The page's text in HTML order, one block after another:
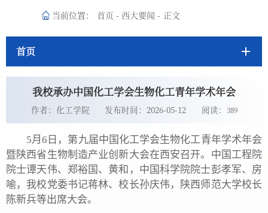
当前位置： 首页 - 西大要闻 - 正文
首页
我校承办中国化工学会生物化工青年学术年会
作者：化工学院 发布时间：2026-05-12 阅读： 389
5月6日，第九届中国化工学会生物化工青年学术年会
暨陕西省生物制造产业创新大会在西安召开。中国工程院
院士谭天伟、郑裕国、黄和，中国科学院院士彭孝军、房
喻，我校党委书记蒋林、校长孙庆伟，陕西师范大学校长
陈新兵等出席大会。